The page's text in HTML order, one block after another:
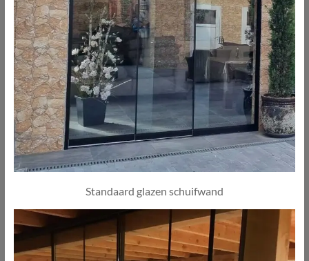
Standaard glazen schuifwand